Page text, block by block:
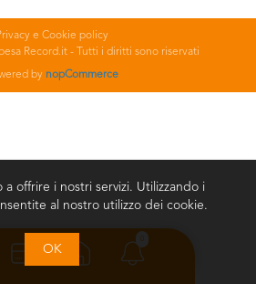
e Cookie policy
Record.it - Tutti i diritti sono riservati
by nopCommerce
a offrire i nostri servizi. Utilizzando i
al nostro utilizzo dei cookie.
OK